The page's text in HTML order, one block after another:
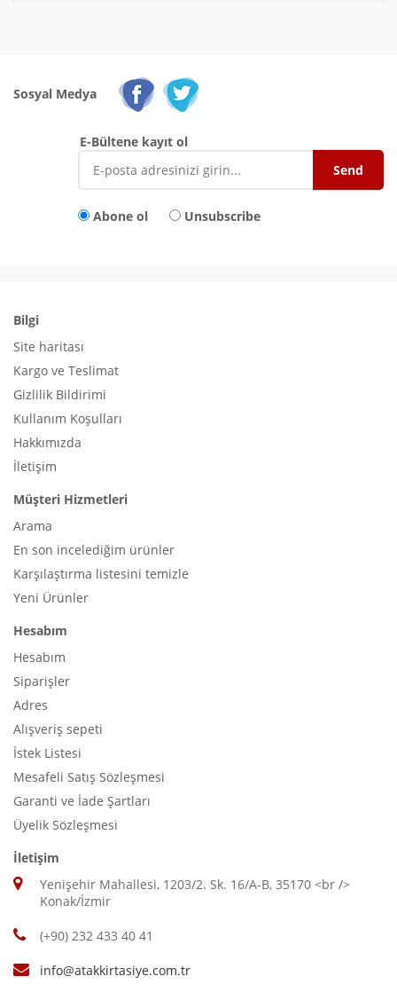
Sosyal Medya
E-Bültene kayıt ol
Abone ol Unsubscribe
Bilgi
Site haritası
Kargo ve Teslimat
Gizlilik Bildirimi
Kullanım Koşulları
Hakkımızda
İletişim
Müşteri Hizmetleri
Arama
En son incelediğim ürünler
Karşılaştırma listesini temizle
Yeni Ürünler
Hesabım
Hesabım
Siparişler
Adres
Alışveriş sepeti
İstek Listesi
Mesafeli Satış Sözleşmesi
Garanti ve İade Şartları
Üyelik Sözleşmesi
İletişim
Yenişehir Mahallesi, 1203/2. Sk. 16/A-B, 35170 <br />
Konak/İzmir
(+90) 232 433 40 41
info@atakkirtasiye.com.tr